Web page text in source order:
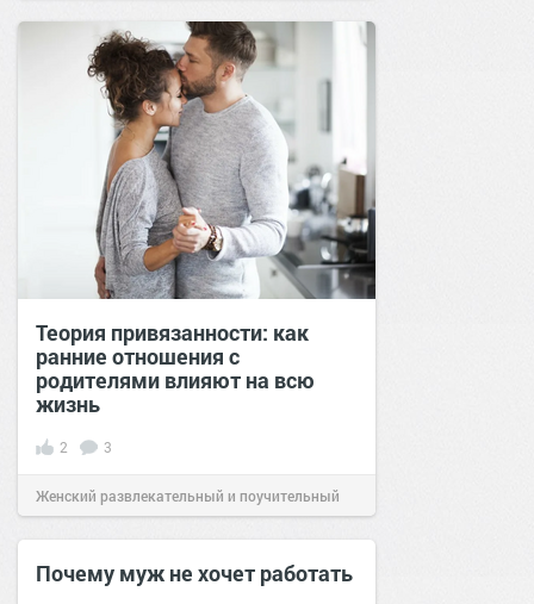
позитива! 12 июн 2024
Теория привязанности: как
ранние отношения с
родителями влияют на всю
жизнь
2 3
Женский развлекательный и поучительный
сайт.22:4210 ноя 2025
Почему муж не хочет работать